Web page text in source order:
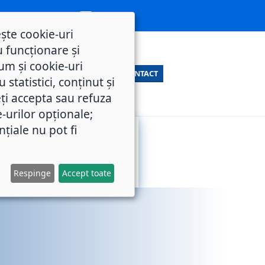
CONTACT
cookie-uri
funcționare și
și cookie-uri
statistici, conținut și
accepta sau refuza
urilor opționale;
nu pot fi
Respinge Accept toate